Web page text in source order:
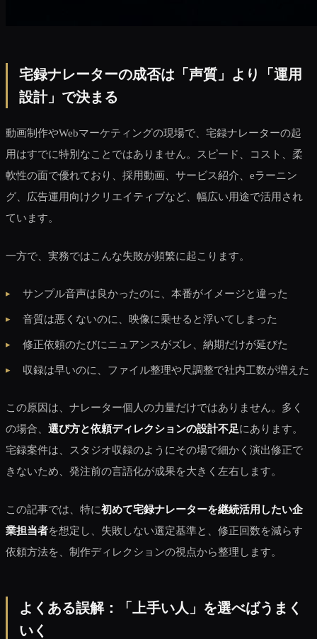
宅録ナレーターの成否は「声質」より「運用
設計」で決まる
動画制作やWebマーケティングの現場で、宅録ナレーターの起
用はすでに特別なことではありません。スピード、コスト、柔
軟性の面で優れており、採用動画、サービス紹介、eラーニン
グ、広告運用向けクリエイティブなど、幅広い用途で活用され
ています。
一方で、実務ではこんな失敗が頻繁に起こります。
サンプル音声は良かったのに、本番がイメージと違った
音質は悪くないのに、映像に乗せると浮いてしまった
修正依頼のたびにニュアンスがズレ、納期だけが延びた
収録は早いのに、ファイル整理や尺調整で社内工数が増えた
この原因は、ナレーター個人の力量だけではありません。多く
の場合、 選び方と依頼ディレクションの設計不足にあります。
宅録案件は、スタジオ収録のようにその場で細かく演出修正で
きないため、発注前の言語化が成果を大きく左右します。
この記事では、特に初めて宅録ナレーターを継続活用したい企
業担当者を想定し、失敗しない選定基準と、修正回数を減らす
依頼方法を、制作ディレクションの視点から整理します。
よくある誤解：「上手い人」を選べばうまく
いく